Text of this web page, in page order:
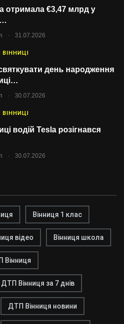
отримала €3,47 млрд у
. 31.07.2026
день народження
. 30.07.2026
водій Tesla розігнався
. 30.07.2026
Вінниця 1 клас
відео Вінниця школа
Вінниця
ДТП Вінниця за 7 днів
ДТП Вінниця новини